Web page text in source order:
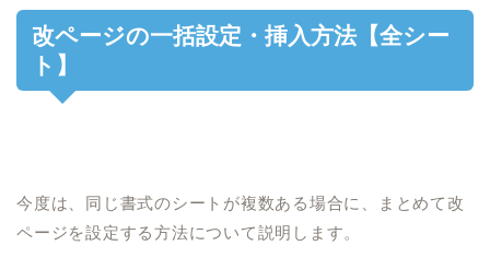
改ページの一括設定・挿入方法【全シー
ト】
今度は、同じ書式のシートが複数ある場合に、まとめて改
ページを設定する方法について説明します。